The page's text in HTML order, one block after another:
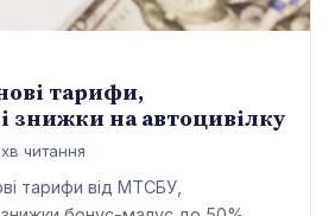
тарифи,
знижки на автоцивілку
читання
тарифи від МТСБУ,